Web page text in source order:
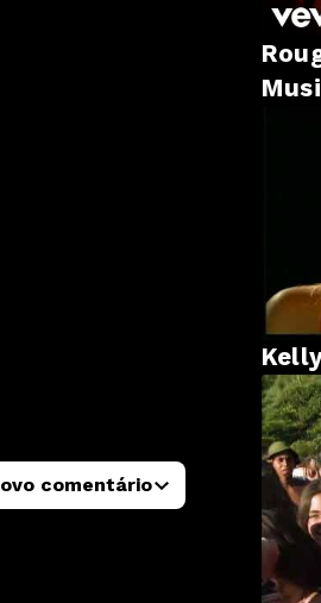
comentário